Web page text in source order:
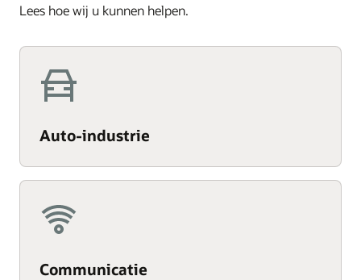
Lees hoe wij u kunnen helpen.
Auto-industrie
Communicatie